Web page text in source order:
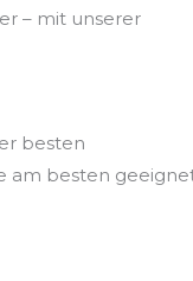
– mit unserer
besten
am besten